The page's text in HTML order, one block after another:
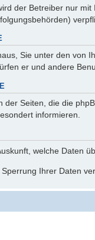
der Betreiber nur
Sie unter den von
er und andere
der Seiten, die die
informieren.
welche Daten
Ihrer Daten